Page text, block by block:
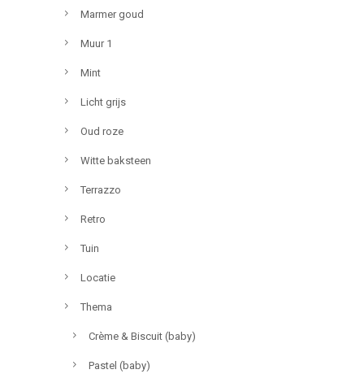
Marmer goud
Muur 1
Mint
Licht grijs
Oud roze
Witte baksteen
Terrazzo
Retro
Tuin
Locatie
Thema
Crème & Biscuit (baby)
Pastel (baby)